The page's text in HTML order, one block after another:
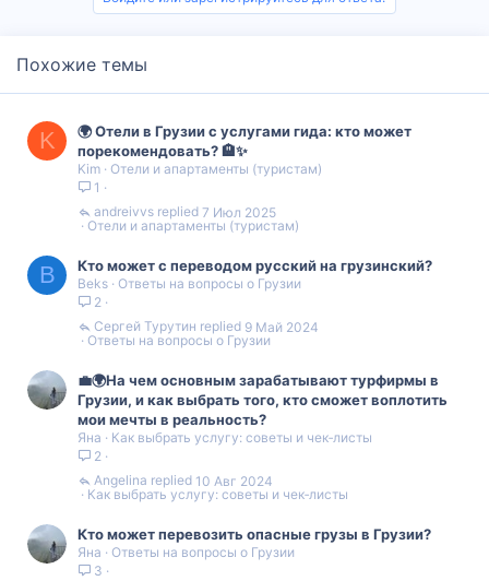
Похожие темы
K
🌍 Отели в Грузии с услугами гида: кто может
порекомендовать? 🏨✨
Kim Отели и апартаменты (туристам)
1
Отели и апартаменты (туристам)
7 Июл 2025
andreivvs
B Кто может с переводом русский на грузинский?
Beks Ответы на вопросы о Грузии
2
Ответы на вопросы о Грузии
9 Май 2024
Сергей Турутин
💼🌍На чем основным зарабатывают турфирмы в
Грузии, и как выбрать того, кто сможет воплотить
мои мечты в реальность?
Яна
Как выбрать услугу: советы и чек‑листы
2
Как выбрать услугу: советы и чек‑листы
10 Авг 2024
Angelina
Кто может перевозить опасные грузы в Грузии?
Яна
Ответы на вопросы о Грузии
3